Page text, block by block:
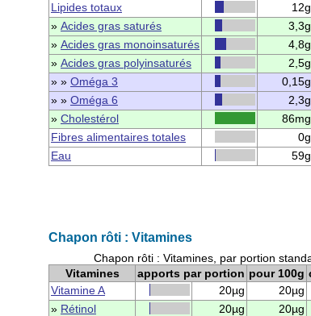
Lipides totaux
12g
» Acides gras saturés 3,3g
» Acides gras monoinsaturés 4,8g
» Acides gras polyinsaturés 2,5g
» » Oméga 3 0,15g
» » Oméga 6 2,3g
» Cholestérol 86mg
Fibres alimentaires totales
0g
Eau
59g
Chapon rôti : Vitamines
Chapon rôti : Vitamines, par portion
Vitamines
apports par portion pour 100g
Vitamine A
20µg 20µg
» Rétinol 20µg 20µg